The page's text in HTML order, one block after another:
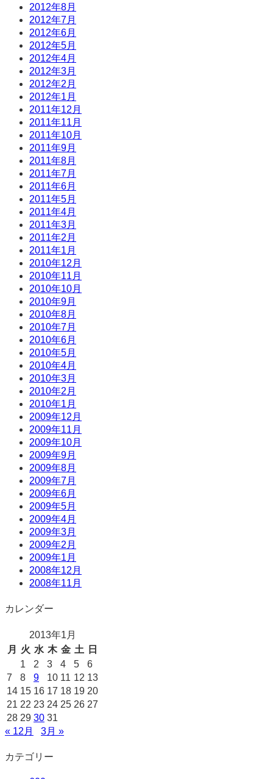
2012年8月
2012年7月
2012年6月
2012年5月
2012年4月
2012年3月
2012年2月
2012年1月
2011年12月
2011年11月
2011年10月
2011年9月
2011年8月
2011年7月
2011年6月
2011年5月
2011年4月
2011年3月
2011年2月
2011年1月
2010年12月
2010年11月
2010年10月
2010年9月
2010年8月
2010年7月
2010年6月
2010年5月
2010年4月
2010年3月
2010年2月
2010年1月
2009年12月
2009年11月
2009年10月
2009年9月
2009年8月
2009年7月
2009年6月
2009年5月
2009年4月
2009年3月
2009年2月
2009年1月
2008年12月
2008年11月
カレンダー
2013年1月
月
火 水 木 金 土
日
1
2 3 4 5
6
7
8 9 10 11 12 13
14 15 16 17 18 19 20
21 22 23 24 25 26 27
28 29 30 31
« 12月
3月 »
カテゴリー